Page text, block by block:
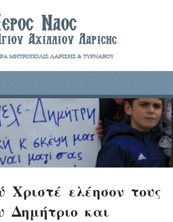
Χριστέ ελέησον τους
Δημήτριο και